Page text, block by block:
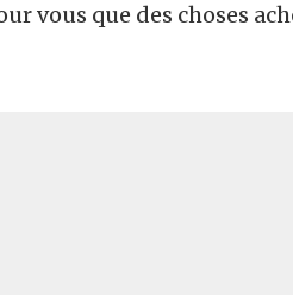
vous que des choses